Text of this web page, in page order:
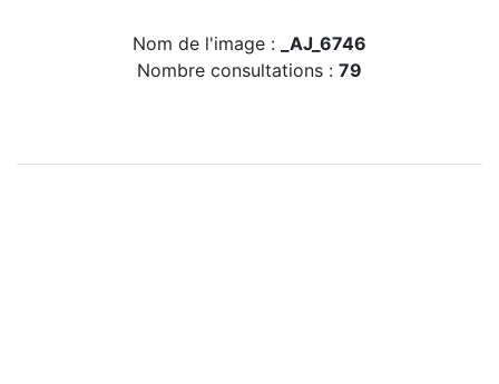
Nom de l'image :
_AJ_6746
Nombre consultations : 79